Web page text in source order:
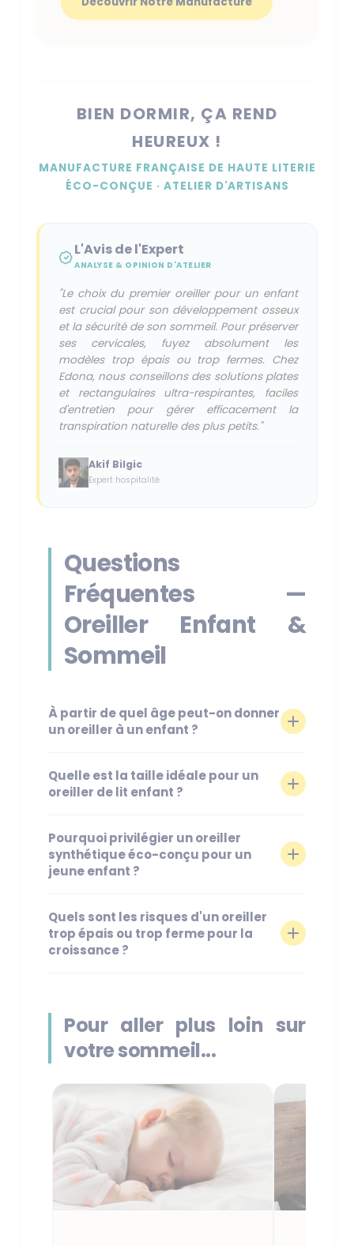
BIEN DORMIR, ÇA REND
HEUREUX !
MANUFACTURE FRANÇAISE DE HAUTE LITERIE
ÉCO-CONÇUE · ATELIER D'ARTISANS
L'Avis de l'Expert
ANALYSE & OPINION D'ATELIER
"Le choix du premier oreiller pour un enfant
est crucial pour son développement osseux
et la sécurité de son sommeil. Pour préserver
ses cervicales, fuyez absolument les
modèles trop épais ou trop fermes. Chez
Edona, nous conseillons des solutions plates
et rectangulaires ultra-respirantes, faciles
d'entretien pour gérer efficacement la
transpiration naturelle des plus petits."
Akif Bilgic
Expert hospitalité
Questions
Fréquentes —
Oreiller Enfant &
Sommeil
À partir de quel âge peut-on donner
un oreiller à un enfant ?
Quelle est la taille idéale pour un
oreiller de lit enfant ?
Pourquoi privilégier un oreiller
synthétique éco-conçu pour un
jeune enfant ?
Quels sont les risques d'un oreiller
trop épais ou trop ferme pour la
croissance ?
Pour aller plus loin sur
votre sommeil...